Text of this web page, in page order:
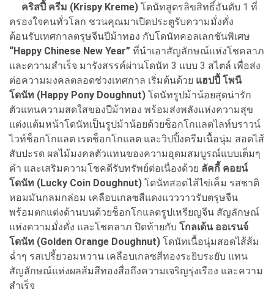
คริสปี้ ครีม (Krispy Kreme) โดนัทสูตรลิขสิทธิ์อันดับ 1 ที่
ครองใจคนทั่วโลก ชวนคุณมาเปิดประตูรับความมั่งคั่ง
ต้อนรับเทศกาลตรุษจีนปีม้าทอง กับโดนัทคอลเลกชันพิเศษ
“Happy Chinese New Year” ที่นำเอาสัญลักษณ์แห่งโชคลาภ
และความสำเร็จ มารังสรรค์ผ่านโดนัท 3 แบบ 3 สไตล์ เพื่อส่ง
ต่อความมงคลตลอดช่วงเทศกาล เริ่มต้นด้วย แฮปปี้ โพนี
โดนัท (Happy Pony Doughnut) โดนัทรูปม้าน้อยสุดน่ารัก
ตัวแทนความสดใสของปีม้าทอง พร้อมส่งพลังแห่งความสุข
แต่งแต้มหน้าโดนัทเป็นรูปม้าน้อยด้วยช็อกโกแลตไลท์บราวน์
ไวท์ช็อกโกแลต เรดช็อกโกแลต และวิปปิ้งครีมเนื้อนุ่ม สอดไส้
สับปะรด ผลไม้มงคลตัวแทนของความอุดมสมบูรณ์แบบเต็มๆ
คำ และเสริมความโชคดีรับทรัพย์ต่อเนื่องด้วย ลัคกี้ คอยน์
โดนัท (Lucky Coin Doughnut) โดนัทสอดไส้ไข่เค็ม รสชาติ
หอมมันกลมกล่อม เคลือบเกลซสีแดงแวววาวรับตรุษจีน
พร้อมตกแต่งด้านบนด้วยช็อกโกแลตรูปเหรียญจีน สัญลักษณ์
แห่งความมั่งคั่ง และโชคลาภ ปิดท้ายกับ โกลเด้น ออเรนจ์
โดนัท (Golden Orange Doughnut) โดนัทเนื้อนุ่มสอดไส้ส้ม
ฉ่ำๆ รสเปรี้ยวอมหวาน เคลือบเกลซสีทองระยิบระยับ แทน
สัญลักษณ์แห่งผลส้มสีทองสื่อถึงความเจริญรุ่งเรือง และความ
สำเร็จ